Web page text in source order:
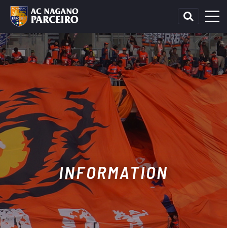
INFORMATION